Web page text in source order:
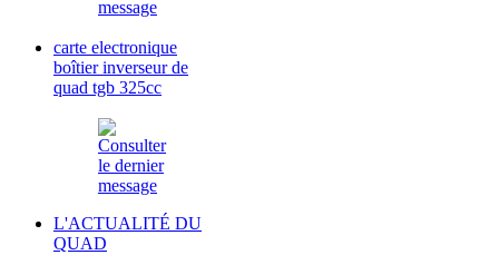
carte electronique
boîtier inverseur de
quad tgb 325cc
L'ACTUALITÉ DU
QUAD